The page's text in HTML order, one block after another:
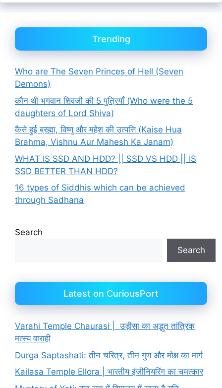
Trending
Who are The Seven Princes of Hell (Seven
Demons)
कौन थी भगवान शिवजी की 5 पुत्रियाँ (Who were the 5
daughters of Lord Shiva)
कैसे हुई ब्रह्मा, विष्णु और महेश की उत्पत्ति (Kaise Hua
Brahma, Vishnu Aur Mahesh Ka Janam)
WHAT IS SSD AND HDD? || SSD VS HDD || IS
SSD BETTER THAN HDD?
16 types of Siddhis which can be achieved
through Sadhana
Search
Search
Latest on CuriousPort
Varahi Temple Chaurasi | उड़ीसा का अद्भुत तांत्रिक
मत्स्य वाराही
Durga Saptashati: तीन चरित्र, तीन गुण और मोक्ष का मार्ग
Kailasa Temple Ellora | भारतीय इंजीनियरिंग का चमत्कार